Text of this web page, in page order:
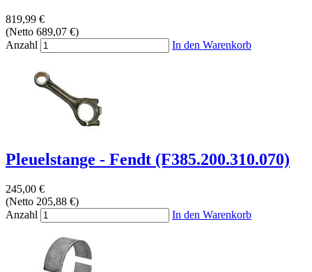
819,99 €
(Netto 689,07 €)
Anzahl
In den Warenkorb
Pleuelstange - Fendt (F385.200.310.070)
245,00 €
(Netto 205,88 €)
Anzahl
In den Warenkorb